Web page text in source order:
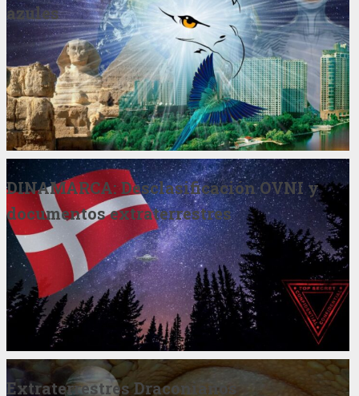
azules
DINAMARCA: Desclasificación OVNI y
documentos extraterrestres
Extraterrestres Draconianos